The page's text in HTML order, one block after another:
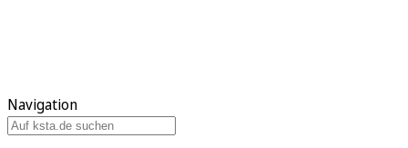
Navigation